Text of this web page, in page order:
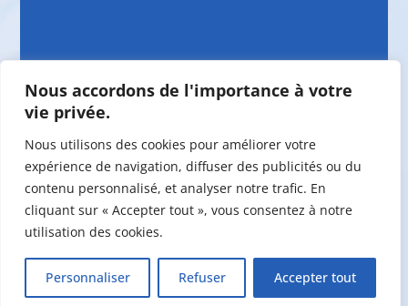
Nous accordons de l'importance à votre
vie privée.
Nous utilisons des cookies pour améliorer votre
expérience de navigation, diffuser des publicités ou du
contenu personnalisé, et analyser notre trafic. En
cliquant sur « Accepter tout », vous consentez à notre
utilisation des cookies.
Personnaliser Refuser Accepter tout
©2026 Maison de la Famille Vaudreuil-
Acxcom